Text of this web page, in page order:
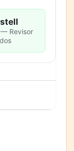
— Revisor